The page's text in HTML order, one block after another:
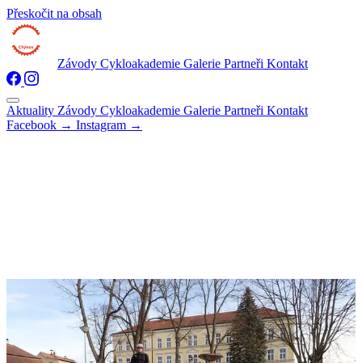
Přeskočit na obsah
Závody Cykloakademie Galerie Partneři Kontakt
Aktuality Závody Cykloakademie Galerie Partneři Kontakt
Facebook → Instagram →